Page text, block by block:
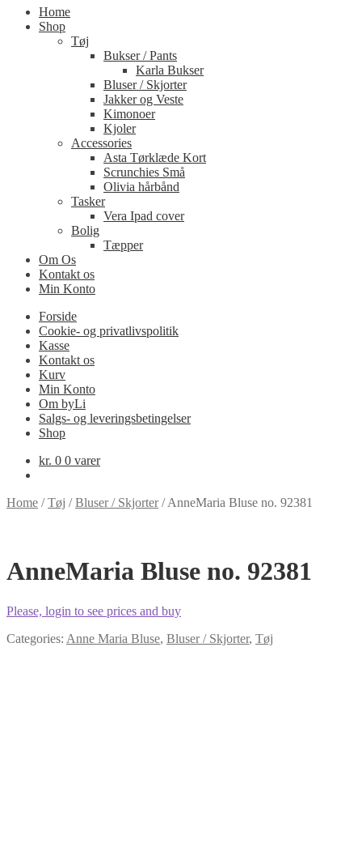
Home
Shop
Tøj
Bukser / Pants
Karla Bukser
Bluser / Skjorter
Jakker og Veste
Kimonoer
Kjoler
Accessories
Asta Tørklæde Kort
Scrunchies Små
Olivia hårbånd
Tasker
Vera Ipad cover
Bolig
Tæpper
Om Os
Kontakt os
Min Konto
Forside
Cookie- og privatlivspolitik
Kasse
Kontakt os
Kurv
Min Konto
Om byLi
Salgs- og leveringsbetingelser
Shop
kr. 0 0 varer
Home /Tøj /Bluser / Skjorter/AnneMaria Bluse no. 92381
AnneMaria Bluse no. 92381
Please, login to see prices and buy
Categories: Anne Maria Bluse, Bluser / Skjorter, Tøj